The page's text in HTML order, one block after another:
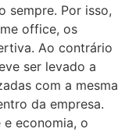
sempre. Por isso,
office, os
Ao contrário
ser levado a
com a mesma
da empresa.
economia, o